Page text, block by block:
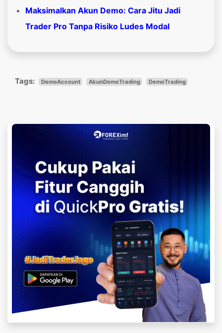
Maksimalkan Akun Demo: Cara Jitu Jadi
Trader Pro Tanpa Risiko Ludes Modal
Tags: DemoAccount AkunDemoTrading DemoTrading